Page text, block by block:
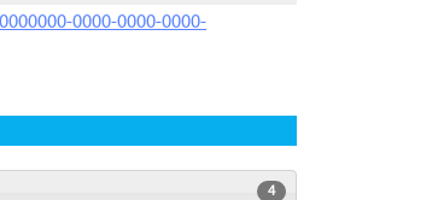
0000-0000-0000-
4